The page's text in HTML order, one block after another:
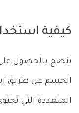
كيفية
ينصح بالحصول
الجسم عن طريق
المتعددة التي